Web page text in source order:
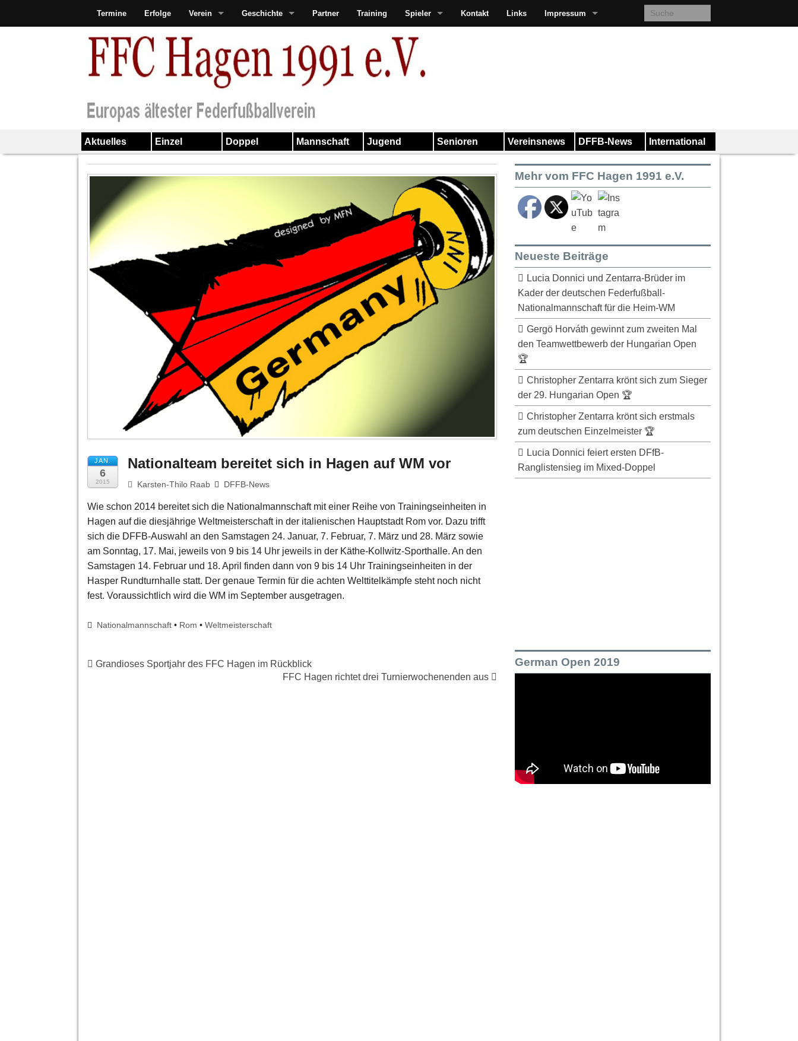
Termine Erfolge Verein Geschichte Partner Training Spieler Kontakt Links Impressum
Aktuelles Einzel Doppel Mannschaft Jugend Senioren Vereinsnews DFFB-News International
JAN.
6
2015
Nationalteam bereitet sich in Hagen auf WM vor
Karsten-Thilo Raab DFFB-News
Wie schon 2014 bereitet sich die Nationalmannschaft mit einer Reihe von Trainingseinheiten in
Hagen auf die diesjährige Weltmeisterschaft in der italienischen Hauptstadt Rom vor. Dazu trifft
sich die DFFB-Auswahl an den Samstagen 24. Januar, 7. Februar, 7. März und 28. März sowie
am Sonntag, 17. Mai, jeweils von 9 bis 14 Uhr jeweils in der Käthe-Kollwitz-Sporthalle. An den
Samstagen 14. Februar und 18. April finden dann von 9 bis 14 Uhr Trainingseinheiten in der
Hasper Rundturnhalle statt. Der genaue Termin für die achten Welttitelkämpfe steht noch nicht
fest. Voraussichtlich wird die WM im September ausgetragen.
Nationalmannschaft • Rom •Weltmeisterschaft
Grandioses Sportjahr des FFC Hagen im Rückblick
FFC Hagen richtet drei Turnierwochenenden aus
Mehr vom FFC Hagen 1991 e.V.
Neueste Beiträge
Lucia Donnici und Zentarra-Brüder im
Kader der deutschen Federfußball-
Nationalmannschaft für die Heim-WM
Gergö Horváth gewinnt zum zweiten Mal
den Teamwettbewerb der Hungarian Open
🏆
Christopher Zentarra krönt sich zum Sieger
der 29. Hungarian Open 🏆
Christopher Zentarra krönt sich erstmals
zum deutschen Einzelmeister 🏆
Lucia Donnici feiert ersten DFfB-
Ranglistensieg im Mixed-Doppel
German Open 2019